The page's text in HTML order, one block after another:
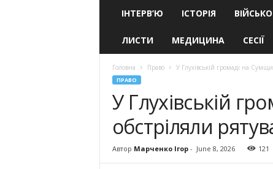
ІНТЕРВ’Ю ІСТОРІЯ ВІЙСЬКО
ЛИСТИ МЕДИЦИНА СЕСІЇ
Головна Право У Глухівській громаді на
ПРАВО
У Глухівській
обстріляли
Автор Марченко Ігор- June 8, 2026 121